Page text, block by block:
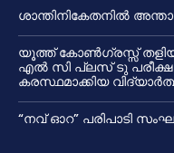
ശാന്തിനികേതനിൽ
യൂത്ത് കോൺഗ്രസ്സ്
എൽ സി പ്ലസ് ടു
കരസ്ഥമാക്കിയ
“നവ് ഓറ” പരിപാടി